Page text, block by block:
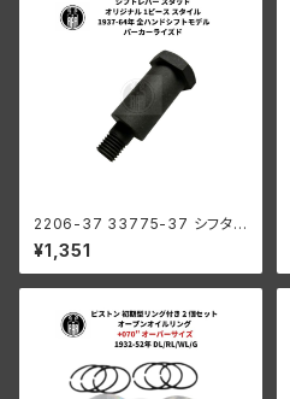
2206-37 33775-37 シフタ
ーレバー スタッド オリジナル1ピ
ーススタイル パーカー ハーレー
1937-64年 全ハンドシフトモデ
¥1,351